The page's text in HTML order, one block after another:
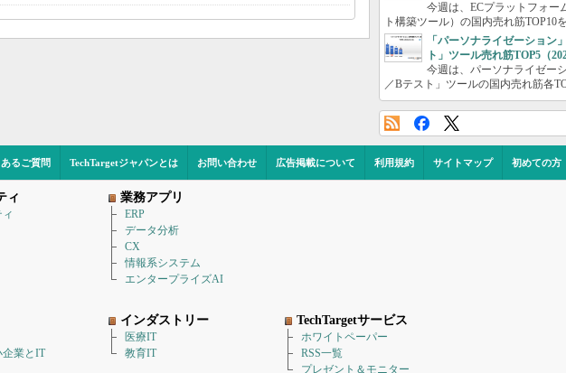
今週は、ECプラットフォー
ト構築ツール）の国内売れ筋TOP10
「パーソナライゼーション
ト」ツール売れ筋TOP5（
今週は、パーソナライゼー
／Bテスト」ツールの国内売れ筋各
るご質問 TechTargetジャパンとは お問い合わせ 広告掲載について 利用規約 サイトマップ 初めての方
ィ 業務アプリ
ERP
データ分析
CX
情報系システム
エンタープライズAI
企業とIT
インダストリー
医療IT
教育IT
TechTargetサービス
ホワイトペーパー
RSS一覧
プレゼント＆モニター